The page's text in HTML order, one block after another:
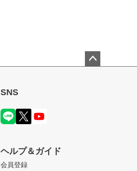
SNS
ヘルプ＆ガイド
会員登録